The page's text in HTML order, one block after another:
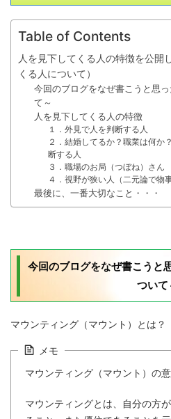
Table of Contents
人を見下してくる人の特徴を公開
くる人について）
今回のブログをなぜ書こうと思
て～
人を見下してくる人の特徴
１．外見で人を判断する人
２．結婚してるか？職業は何か
断する人
３．職場のお局（つぼね）さん
４．視野が狭い人（二元論で物
最後に、一番大切なこと・・・
今回のブログをなぜ書こうと
ついて
マウンティング（マウント）とは？
メモ
マウンティング（マウント）の
マウンティングとは、自分の方